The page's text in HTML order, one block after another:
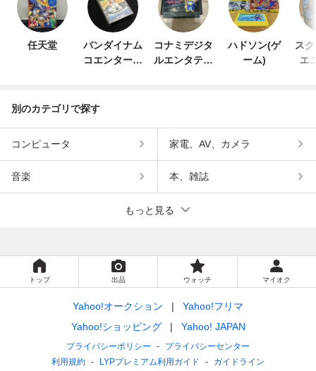
任天堂
バンダイナム
コエンターテ
コナミデジタ
ルエンタテイ
ハドソン(ゲ
ーム)
ス
エ
別のカテゴリで探す
コンピュータ 家電、AV、カメラ
音楽 本、雑誌
もっと見る
トップ 出品 ウォッチ マイオク
Yahoo!オークション
Yahoo!フリマ
Yahoo!ショッピング
Yahoo! JAPAN
プライバシーポリシー
プライバシーセンター
利用規約
LYPプレミアム利用ガイド ガイドライン